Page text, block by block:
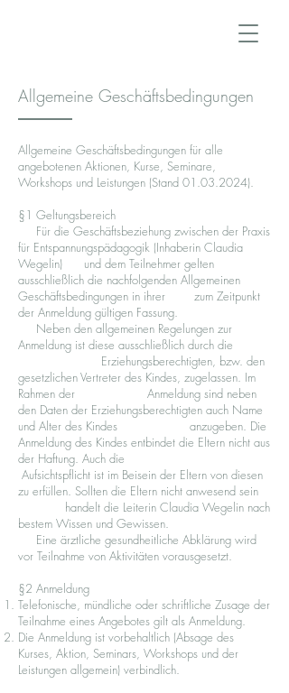
Allgemeine Geschäftsbedingungen
Allgemeine Geschäftsbedingungen für alle
angebotenen Aktionen, Kurse, Seminare,
Workshops und Leistungen (Stand 01.03.2024).
§1 Geltungsbereich
Für die Geschäftsbeziehung zwischen der Praxis
für Entspannungspädagogik (Inhaberin Claudia
Wegelin) und dem Teilnehmer gelten
ausschließlich die nachfolgenden Allgemeinen
Geschäftsbedingungen in ihrer zum Zeitpunkt
der Anmeldung gültigen Fassung.
Neben den allgemeinen Regelungen zur
Anmeldung ist diese ausschließlich durch die
Erziehungsberechtigten, bzw. den
gesetzlichen Vertreter des Kindes, zugelassen. Im
Rahmen der Anmeldung sind neben
den Daten der Erziehungsberechtigten auch Name
und Alter des Kindes anzugeben. Die
Anmeldung des Kindes entbindet die Eltern nicht aus
der Haftung. Auch die
Aufsichtspflicht ist im Beisein der Eltern von diesen
zu erfüllen. Sollten die Eltern nicht anwesend sein
handelt die Leiterin Claudia Wegelin nach
bestem Wissen und Gewissen.
Eine ärztliche gesundheitliche Abklärung wird
vor Teilnahme von Aktivitäten vorausgesetzt.
§2 Anmeldung
Telefonische, mündliche oder schriftliche Zusage der
Teilnahme eines Angebotes gilt als Anmeldung.
Die Anmeldung ist vorbehaltlich (Absage des
Kurses, Aktion, Seminars, Workshops und der
Leistungen allgemein) verbindlich.